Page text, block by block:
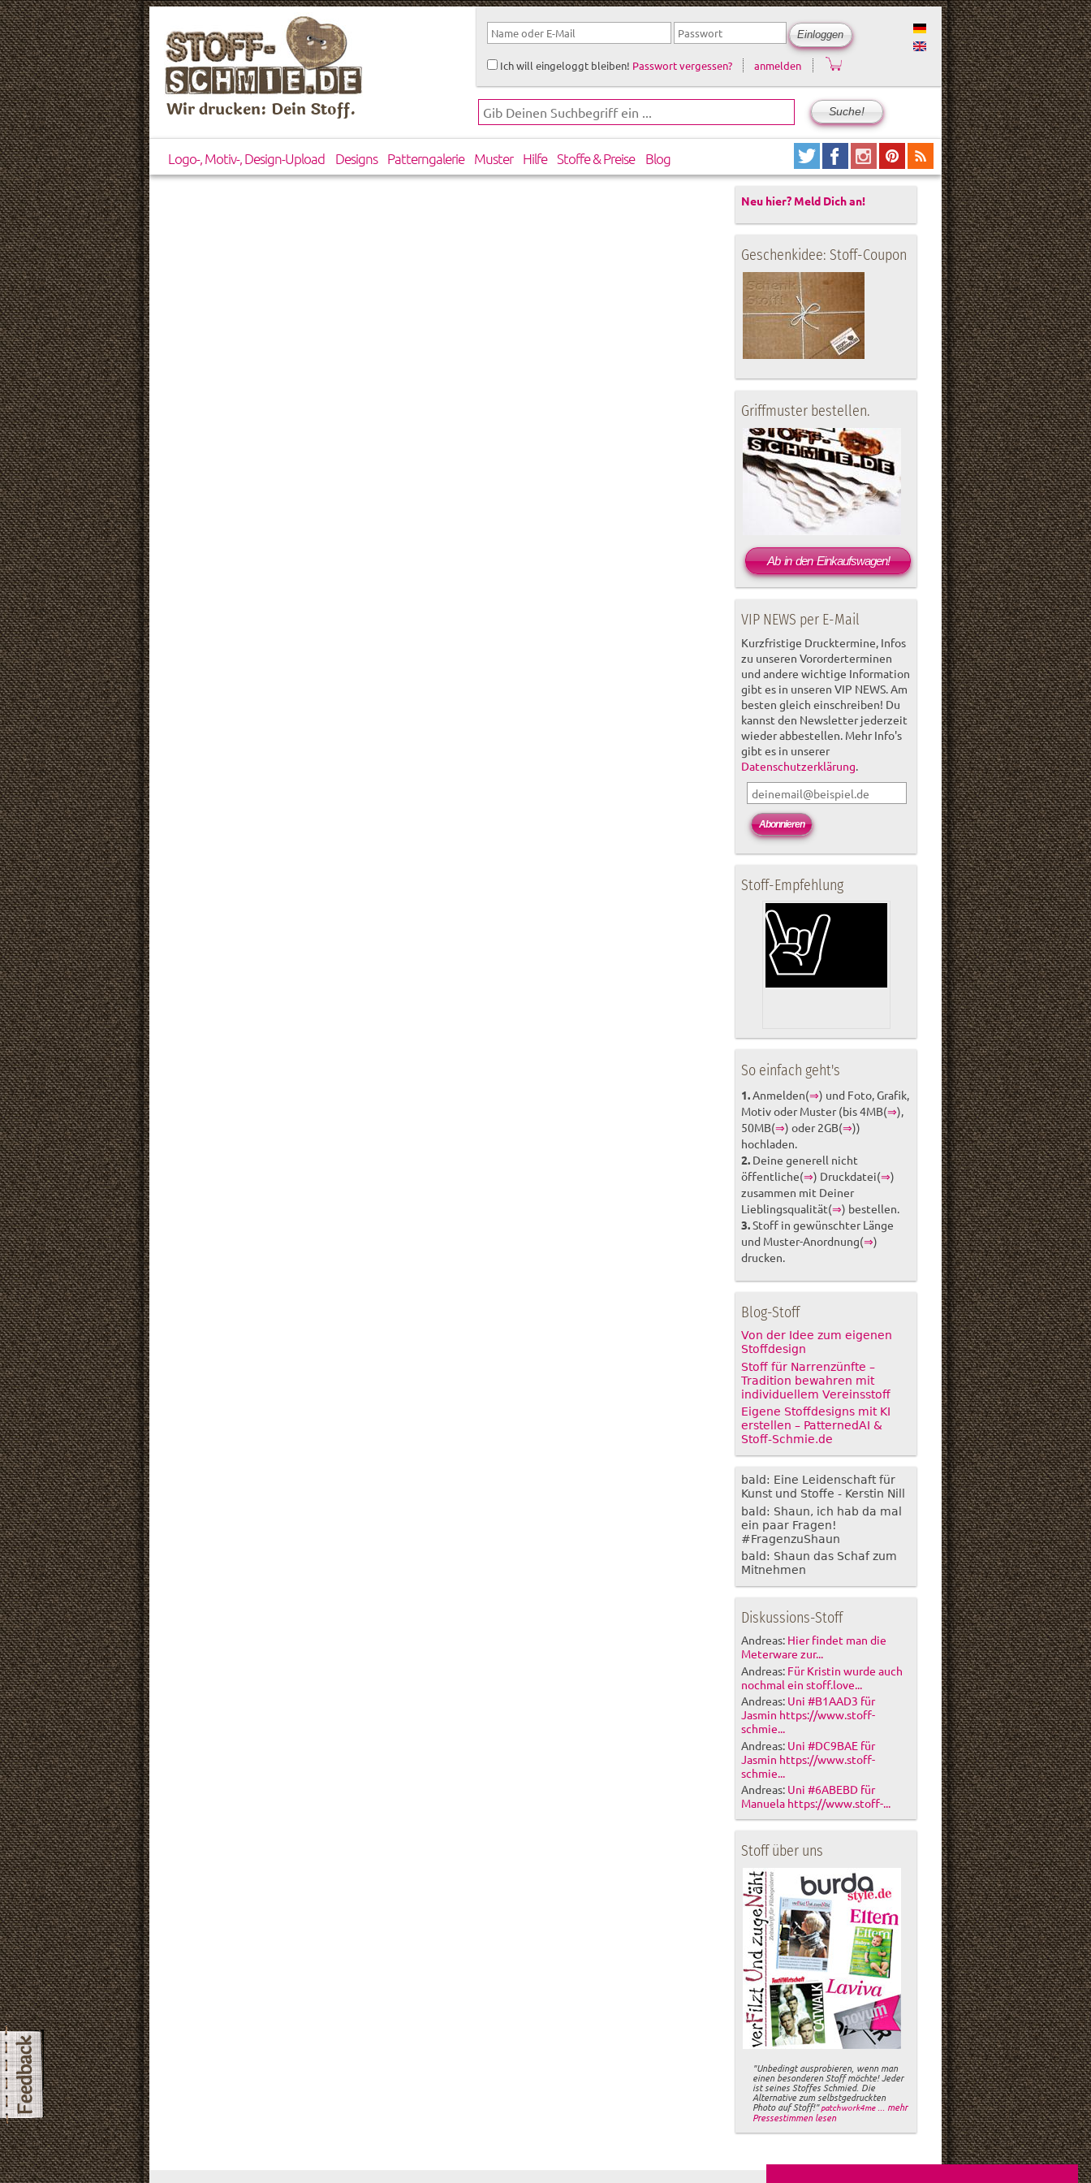
Wir drucken: Dein Stoff.
Ich will eingeloggt bleiben! Passwort vergessen? anmelden
Logo-, Motiv-, Design-Upload Designs Patterngalerie Muster Hilfe Stoffe & Preise Blog
Neu hier? Meld Dich an!
Geschenkidee: Stoff-Coupon
Griffmuster bestellen.
Ab in den Einkaufswagen!
VIP NEWS per E-Mail
Kurzfristige Drucktermine, Infos
zu unseren Vororderterminen
und andere wichtige Information
gibt es in unseren VIP NEWS. Am
besten gleich einschreiben! Du
kannst den Newsletter jederzeit
wieder abbestellen. Mehr Info's
gibt es in unserer
Datenschutzerklärung.
Stoff-Empfehlung
So einfach geht's
1.Anmelden(⇒) und Foto, Grafik,
Motiv oder Muster (bis 4MB(⇒),
50MB(⇒) oder 2GB(⇒))
hochladen.
2. Deine generell nicht
öffentliche(⇒) Druckdatei(⇒)
zusammen mit Deiner
Lieblingsqualität(⇒) bestellen.
3.Stoff in gewünschter Länge
und Muster-Anordnung(⇒)
drucken.
Blog-Stoff
Von der Idee zum eigenen
Stoffdesign
Stoff für Narrenzünfte –
Tradition bewahren mit
individuellem Vereinsstoff
Eigene Stoffdesigns mit KI
erstellen – PatternedAI &
Stoff-Schmie.de
bald: Eine Leidenschaft für
Kunst und Stoffe - Kerstin Nill
bald: Shaun, ich hab da mal
ein paar Fragen!
#FragenzuShaun
bald: Shaun das Schaf zum
Mitnehmen
Diskussions-Stoff
Andreas: Hier findet man die
Meterware zur...
Andreas: Für Kristin wurde auch
nochmal ein stoff.love...
Andreas: Uni #B1AAD3 für
Jasmin https://www.stoff-
schmie...
Andreas: Uni #DC9BAE für
Jasmin https://www.stoff-
schmie...
Andreas: Uni #6ABEBD für
Manuela https://www.stoff-...
Stoff über uns
"Unbedingt ausprobieren, wenn man
einen besonderen Stoff möchte! Jeder
ist seines Stoffes Schmied. Die
Alternative zum selbstgedruckten
Photo auf Stoff!"patchwork4me ... mehr
Pressestimmen lesen